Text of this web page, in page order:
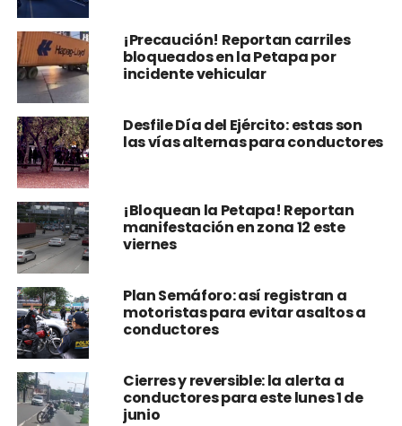
¡Precaución! Reportan carriles
bloqueados en la Petapa por
incidente vehicular
Desfile Día del Ejército: estas son
las vías alternas para conductores
¡Bloquean la Petapa! Reportan
manifestación en zona 12 este
viernes
Plan Semáforo: así registran a
motoristas para evitar asaltos a
conductores
Cierres y reversible: la alerta a
conductores para este lunes 1 de
junio